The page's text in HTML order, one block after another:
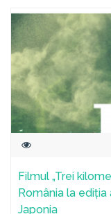
Filmul „Trei
România la ediția
Japonia